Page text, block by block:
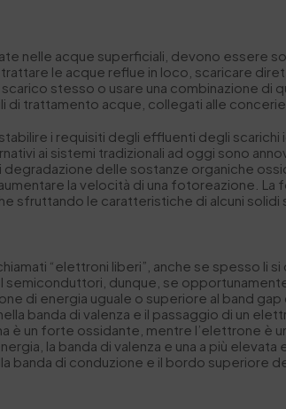
nelle acque superficiali, devono essere
le acque reflue in loco, scaricare
stesso o usare una combinazione di
di trattamento acque, collegati alle
i requisiti degli effluenti degli scarichi
ai sistemi tradizionali ad oggi sono
delle sostanze organiche
la velocità di una fotoreazione.
sfruttando le caratteristiche di alcuni
“elettroni liberi”, anche se spesso li
I semiconduttori, dunque, se
di energia uguale o superiore al band
banda di valenza e il passaggio di un
è un forte ossidante, mentre l’elettrone
la banda di valenza e una a più
di conduzione e il bordo superiore